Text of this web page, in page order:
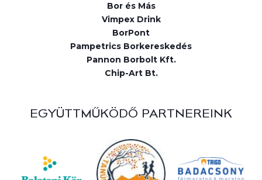
Bor és Más
Vimpex Drink
BorPont
Pampetrics Borkereskedés
Pannon Borbolt Kft.
Chip-Art Bt.
EGYÜTTMŰKÖDŐ PARTNEREINK